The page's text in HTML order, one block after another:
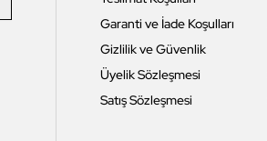
Garanti ve İade Koşulları
Gizlilik ve Güvenlik
Üyelik Sözleşmesi
Satış Sözleşmesi